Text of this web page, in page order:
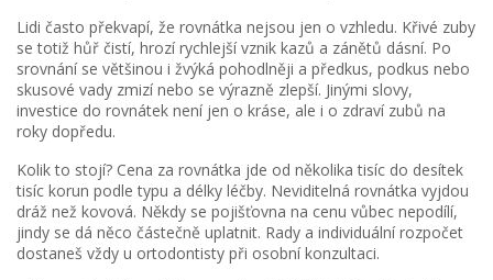
Lidi často překvapí, že rovnátka nejsou jen o vzhledu. Křivé zuby
se totiž hůř čistí, hrozí rychlejší vznik kazů a zánětů dásní. Po
srovnání se většinou i žvýká pohodlněji a předkus, podkus nebo
skusové vady zmizí nebo se výrazně zlepší. Jinými slovy,
investice do rovnátek není jen o kráse, ale i o zdraví zubů na
roky dopředu.
Kolik to stojí? Cena za rovnátka jde od několika tisíc do desítek
tisíc korun podle typu a délky léčby. Neviditelná rovnátka vyjdou
dráž než kovová. Někdy se pojišťovna na cenu vůbec nepodílí,
jindy se dá něco částečně uplatnit. Rady a individuální rozpočet
dostaneš vždy u ortodontisty při osobní konzultaci.